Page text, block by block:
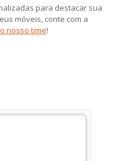
para destacar sua
móveis, conte com a
nosso time!